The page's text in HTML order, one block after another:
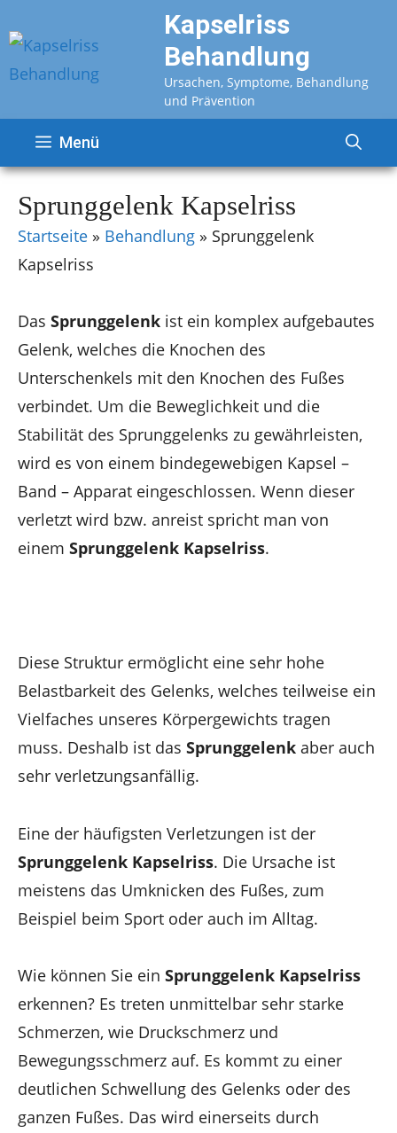
Inhalt
springen
Kapselriss
Behandlung
Ursachen, Symptome, Behandlung
und Prävention
Menü
Sprunggelenk Kapselriss
Startseite » Behandlung » Sprunggelenk
Kapselriss
Das Sprunggelenk ist ein komplex aufgebautes
Gelenk, welches die Knochen des
Unterschenkels mit den Knochen des Fußes
verbindet. Um die Beweglichkeit und die
Stabilität des Sprunggelenks zu gewährleisten,
wird es von einem bindegewebigen Kapsel –
Band – Apparat eingeschlossen. Wenn dieser
verletzt wird bzw. anreist spricht man von
einem Sprunggelenk Kapselriss.
Diese Struktur ermöglicht eine sehr hohe
Belastbarkeit des Gelenks, welches teilweise ein
Vielfaches unseres Körpergewichts tragen
muss. Deshalb ist das Sprunggelenk aber auch
sehr verletzungsanfällig.
Eine der häufigsten Verletzungen ist der
Sprunggelenk Kapselriss. Die Ursache ist
meistens das Umknicken des Fußes, zum
Beispiel beim Sport oder auch im Alltag.
Wie können Sie ein Sprunggelenk Kapselriss
erkennen? Es treten unmittelbar sehr starke
Schmerzen, wie Druckschmerz und
Bewegungsschmerz auf. Es kommt zu einer
deutlichen Schwellung des Gelenks oder des
ganzen Fußes. Das wird einerseits durch